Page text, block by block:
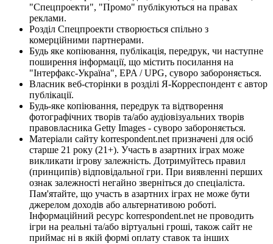
"Спецпроекти", "Промо" публікуються на правах
реклами.
Розділ Спецпроекти створюється спільно з
комерційними партнерами.
Будь яке копіювання, публікація, передрук, чи наступне
поширення інформації, що містить посилання на
"Інтерфакс-Україна", EPA / UPG, суворо забороняється.
Власник веб-сторінки в розділі Я-Корреспондент є автор
публікації.
Будь-яке копіювання, передрук та відтворення
фотографічних творів та/або аудіовізуальних творів
правовласника Getty Images - суворо забороняється.
Матеріали сайту korrespondent.net призначені для осіб
старше 21 року (21+). Участь в азартних іграх може
викликати ігрову залежність. Дотримуйтесь правил
(принципів) відповідальної гри. При виявленні перших
ознак залежності негайно зверніться до спеціаліста.
Пам'ятайте, що участь в азартних іграх не може бути
джерелом доходів або альтернативою роботі.
Інформаційний ресурс korrespondent.net не проводить
ігри на реальні та/або віртуальні гроші, також сайт не
приймає ні в якій формі оплату ставок та інших